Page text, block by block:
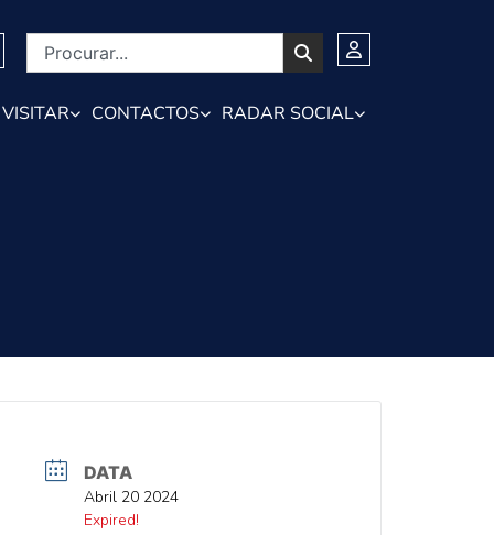
VISITAR CONTACTOS RADAR SOCIAL
DATA
DATAAbril 20 2024
DATAExpired!